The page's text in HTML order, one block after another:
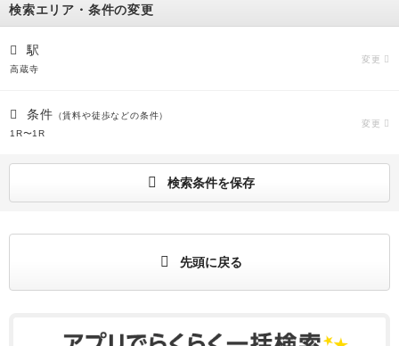
検索エリア・条件の変更
駅
高蔵寺
変更
条件 （賃料や徒歩などの条件）
1R〜1R
変更
検索条件を保存
先頭に戻る